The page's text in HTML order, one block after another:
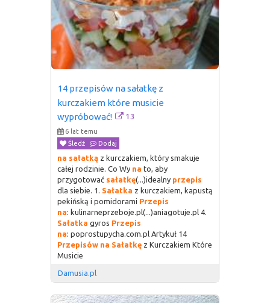
14 przepisów na sałatkę z
kurczakiem które musicie
wypróbować!
13
6 lat temu
Śledź
Dodaj
na sałatką z kurczakiem, który smakuje
całej rodzinie. Co Wy na to, aby
przygotować sałatkę(...)idealny przepis
dla siebie. 1. Sałatka z kurczakiem, kapustą
pekińską i pomidorami Przepis
na: kulinarneprzeboje.pl(...)aniagotuje.pl 4.
Sałatka gyros Przepis
na: poprostupycha.com.pl Artykuł 14
Przepisów na Sałatkę z Kurczakiem Które
Musicie
Damusia.pl